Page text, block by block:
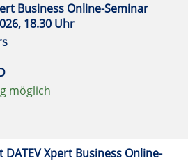
Business Online-Seminar
18.30 Uhr
möglich
Xpert Business Online-